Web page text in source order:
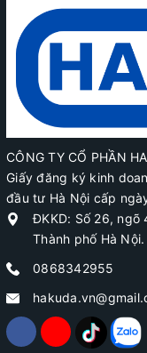
CÔNG TY CỔ PHẦN
Giấy đăng ký kinh
đầu tư Hà Nội cấp
ĐKKD: Số 26, ngõ
Thành phố Hà Nội.
0868342955